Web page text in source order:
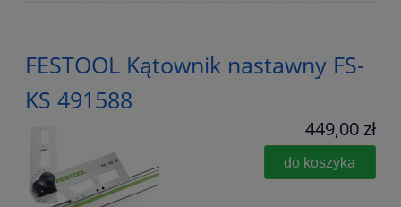
FESTOOL Kątownik nastawny FS-
KS 491588
449,00 zł
do koszyka